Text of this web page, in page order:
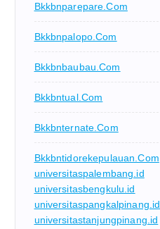
Bkkbnparepare.com
Bkkbnpalopo.com
Bkkbnbaubau.com
Bkkbntual.com
Bkkbnternate.com
Bkkbntidorekepulauan.com
universitaspalembang.id
universitasbengkulu.id
universitaspangkalpinang.id
universitastanjungpinang.id